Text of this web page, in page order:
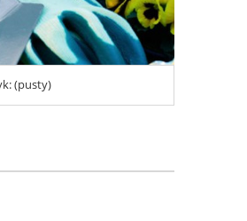
(pusty)